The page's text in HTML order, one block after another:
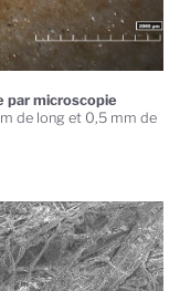
par microscopie
de long et 0,5 mm de